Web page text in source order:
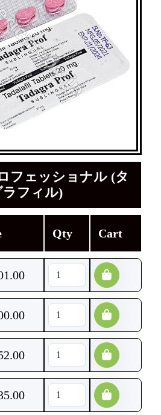
フェッショナル (タ
ラフィル)
Qty Cart